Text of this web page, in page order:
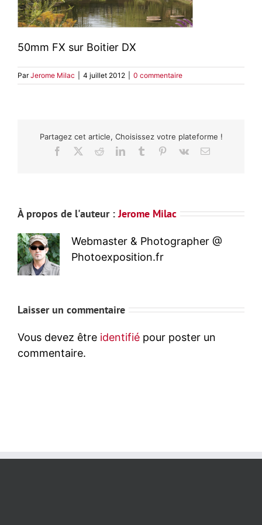
50mm FX sur Boitier DX
ParJerome Milac 4 juillet 2012 0 commentaire
Partagez cet article, Choisissez votre plateforme !
Facebook
RedditLinkedInTumblr Pinterest
Vk Email
À propos de l'auteur : Jerome Milac
Webmaster & Photographer @
Photoexposition.fr
Laisser un commentaire
Vous devez être identifié pour poster un
commentaire.